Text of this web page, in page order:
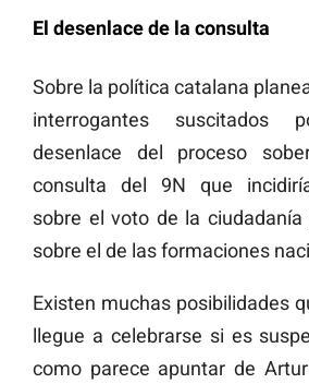
El desenlace de la consulta
Sobre la política catalana
interrogantes suscitados
desenlace del proceso
consulta del 9N que
sobre el voto de la
sobre el de las formaciones
Existen muchas posibilidades
llegue a celebrarse si es
como parece apuntar de